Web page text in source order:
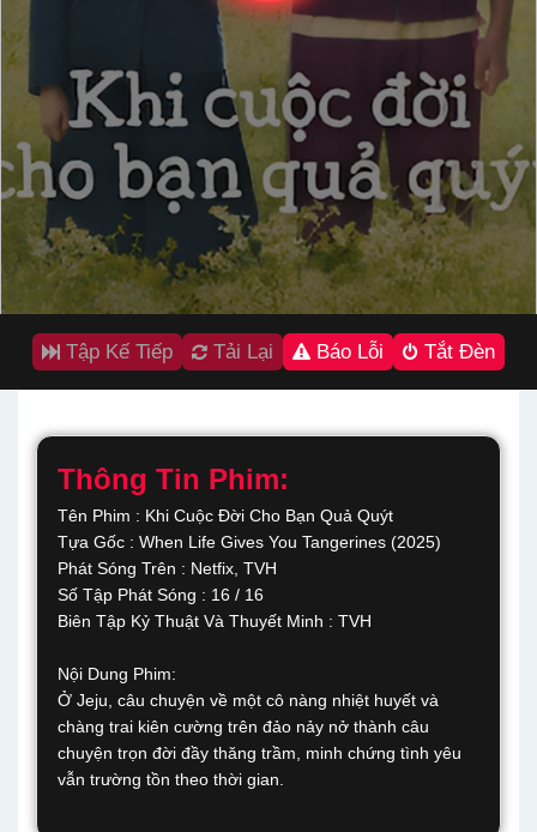
Tập Kế Tiếp Tải Lại Báo Lỗi Tắt Đèn
Thông Tin Phim:
Tên Phim : Khi Cuộc Đời Cho Bạn Quả Quýt
Tựa Gốc : When Life Gives You Tangerines (2025)
Phát Sóng Trên : Netfix, TVH
Số Tập Phát Sóng : 16 / 16
Biên Tập Kỷ Thuật Và Thuyết Minh : TVH
Nội Dung Phim:
Ở Jeju, câu chuyện về một cô nàng nhiệt huyết và
chàng trai kiên cường trên đảo nảy nở thành câu
chuyện trọn đời đầy thăng trầm, minh chứng tình yêu
vẫn trường tồn theo thời gian.